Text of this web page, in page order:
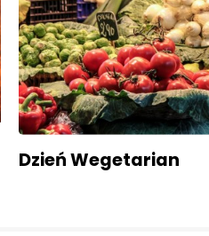
Dzień Wegetarian